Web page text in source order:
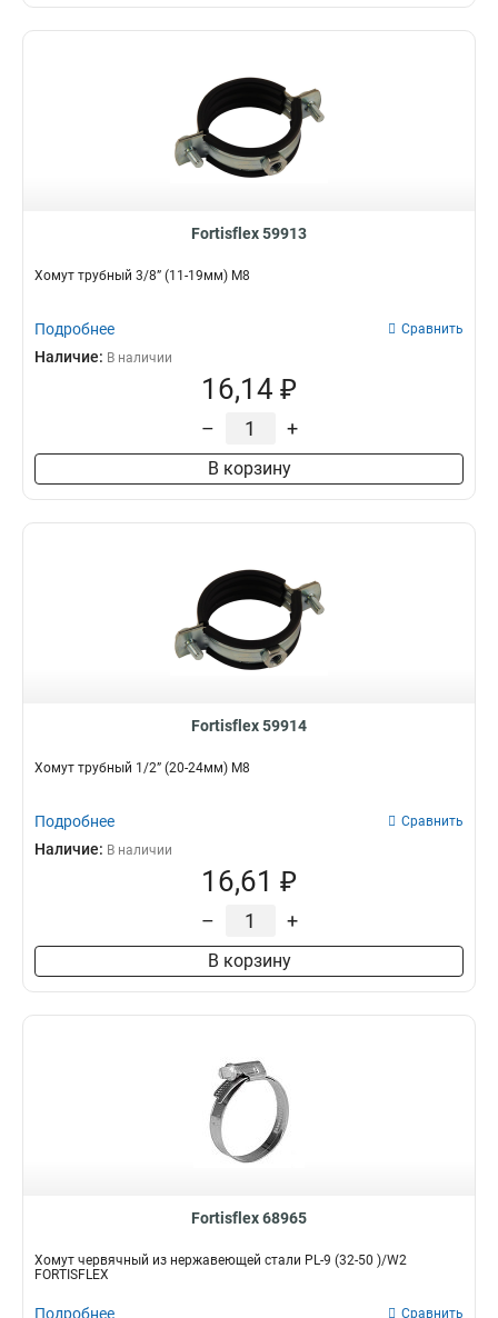
Fortisflex 59913
Хомут трубный 3/8” (11-19мм) М8
Подробнее Сравнить
Наличие: В наличии
16,14 ₽
– +
В корзину
Fortisflex 59914
Хомут трубный 1/2” (20-24мм) М8
Подробнее Сравнить
Наличие: В наличии
16,61 ₽
– +
В корзину
Fortisflex 68965
Хомут червячный из нержавеющей стали PL-9 (32-50 )/W2
FORTISFLEX
Подробнее Сравнить